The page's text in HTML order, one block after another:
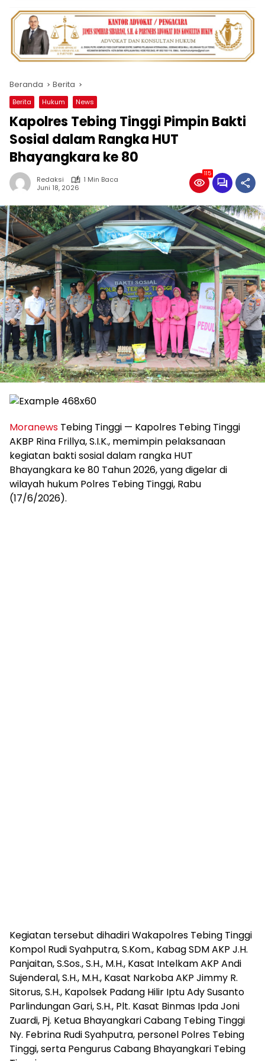
Beranda Berita
Berita Hukum News
Kapolres Tebing Tinggi Pimpin Bakti
Sosial dalam Rangka HUT
Bhayangkara ke 80
Redaksi
1 Min Baca
Juni 18, 2026
115
Moranews Tebing Tinggi — Kapolres Tebing Tinggi
AKBP Rina Frillya, S.I.K., memimpin pelaksanaan
kegiatan bakti sosial dalam rangka HUT
Bhayangkara ke 80 Tahun 2026, yang digelar di
wilayah hukum Polres Tebing Tinggi, Rabu
(17/6/2026).
Kegiatan tersebut dihadiri Wakapolres Tebing Tinggi
Kompol Rudi Syahputra, S.Kom., Kabag SDM AKP J.H.
Panjaitan, S.Sos., S.H., M.H., Kasat Intelkam AKP Andi
Sujenderal, S.H., M.H., Kasat Narkoba AKP Jimmy R.
Sitorus, S.H., Kapolsek Padang Hilir Iptu Ady Susanto
Parlindungan Gari, S.H., Plt. Kasat Binmas Ipda Joni
Zuardi, Pj. Ketua Bhayangkari Cabang Tebing Tinggi
Ny. Febrina Rudi Syahputra, personel Polres Tebing
Tinggi, serta Pengurus Cabang Bhayangkari Tebing